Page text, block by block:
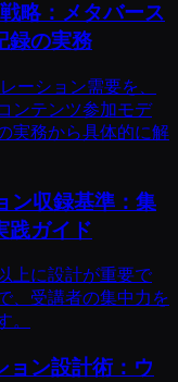
略：メタバース
録の実務
ーション需要を、
ンテンツ参加モデ
実務から具体的に解
ン収録基準：集
践ガイド
上に設計が重要で
、受講者の集中力を
。
ョン設計術：ウ